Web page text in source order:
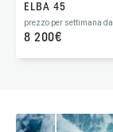
ELBA 45
prezzo per settimana da
8 200€